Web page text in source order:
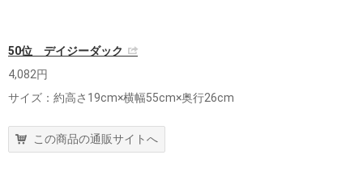
50位 デイジーダック
4,082円
サイズ：約高さ19cm×横幅55cm×奥行26cm
この商品の通販サイトへ